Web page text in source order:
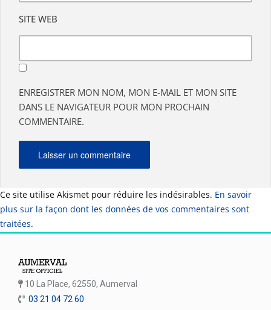
SITE WEB
ENREGISTRER MON NOM, MON E-MAIL ET MON SITE
DANS LE NAVIGATEUR POUR MON PROCHAIN
COMMENTAIRE.
Ce site utilise Akismet pour réduire les indésirables. En savoir
plus sur la façon dont les données de vos commentaires sont
traitées.
10 La Place, 62550, Aumerval
03 21 04 72 60